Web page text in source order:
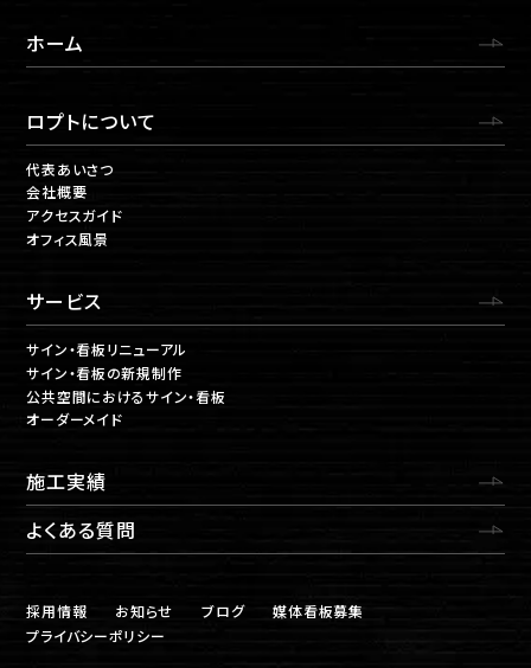
ホーム
ロプトについて
代表あいさつ
会社概要
アクセスガイド
オフィス風景
サービス
サイン・看板リニューアル
サイン・看板の新規制作
公共空間におけるサイン・看板
オーダーメイド
施工実績
よくある質問
採用情報 お知らせ ブログ
媒体看板募集
プライバシーポリシー